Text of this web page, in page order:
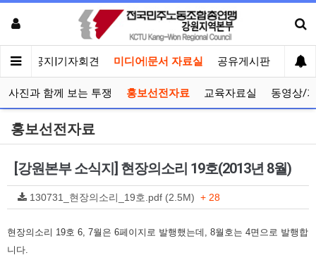
인 공지|기자회견 미디어|문서 자료실 공유게시판 선거
사진과 함께 보는 투쟁 홍보선전자료 교육자료실 동영상/
홍보선전자료
[강원본부 소식지] 현장의소리 19호(2013년 8월)
130731_현장의소리_19호.pdf (2.5M) + 28
현장의소리 19호 6, 7월은 6페이지로 발행했는데, 8월호는 4면으로 발행합
니다.